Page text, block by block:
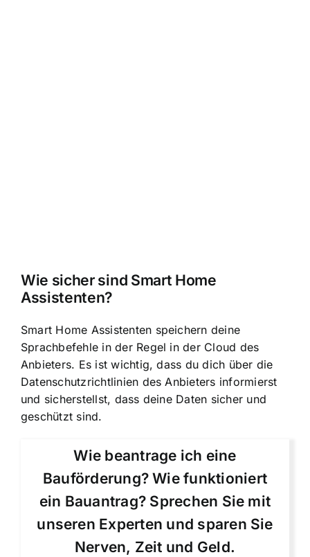
Wie sicher sind Smart Home
Assistenten?
Smart Home Assistenten speichern deine
Sprachbefehle in der Regel in der Cloud des
Anbieters. Es ist wichtig, dass du dich über die
Datenschutzrichtlinien des Anbieters informierst
und sicherstellst, dass deine Daten sicher und
geschützt sind.
Wie beantrage ich eine
Bauförderung? Wie funktioniert
ein Bauantrag? Sprechen Sie mit
unseren Experten und sparen Sie
Nerven, Zeit und Geld.